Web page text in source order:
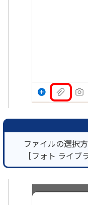
ファイルの選択
［フォト ライブ